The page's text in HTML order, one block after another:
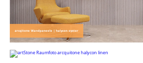
arcqitone Wandpaneele | halycon oyster